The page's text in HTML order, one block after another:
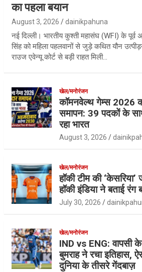
का पहला बयान
August 3, 2026 dainikpahuna
नई दिल्ली। भारतीय कुश्ती महासंघ (WFI) के
सिंह को महिला पहलवानों से जुड़े कथित यौन
राउज एवेन्यू कोर्ट से बड़ी राहत मिली…
खेल/मनोरंजन
कॉमनवेल्थ गेम्स 2026
समापन: 39 पदकों के
रहा भारत
August 3, 2026
खेल/मनोरंजन
हॉकी टीम की ‘केसरिया’
हॉकी इंडिया ने बताई
July 30, 2026
खेल/मनोरंजन
IND vs ENG: वापसी
बुमराह ने रचा इतिहास,
दुनिया के तीसरे गेंदबाज़